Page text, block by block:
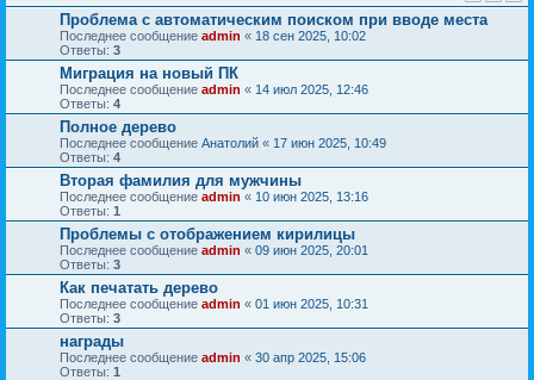
Проблема с автоматическим поиском при вводе места
Последнее сообщение admin « 18 сен 2025, 10:02
Ответы: 3
Миграция на новый ПК
Последнее сообщение admin « 14 июл 2025, 12:46
Ответы: 4
Полное дерево
Последнее сообщение Анатолий « 17 июн 2025, 10:49
Ответы: 4
Вторая фамилия для мужчины
Последнее сообщение admin « 10 июн 2025, 13:16
Ответы: 1
Проблемы с отображением кирилицы
Последнее сообщение admin « 09 июн 2025, 20:01
Ответы: 3
Как печатать дерево
Последнее сообщение admin « 01 июн 2025, 10:31
Ответы: 3
награды
Последнее сообщение admin « 30 апр 2025, 15:06
Ответы: 1